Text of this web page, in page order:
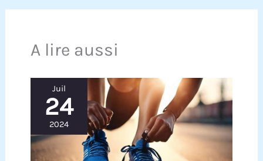
relaxante. Idéal pour les moments de détente ou
TECHNOLOGIE WAIMS SYSTEM Ce système exclusif
de séquences d’impulsions progressives
ascendantes est adapté pour l’application sur les
jambes, cuisses et bras. Il vise à procurer une
stimulation mécanique rythmée, souvent
appréciée pour son effet enveloppant.
PERFORMANCES TECHNIQUES AVANCÉES Dispositif
A lire aussi
Juil
24
2024